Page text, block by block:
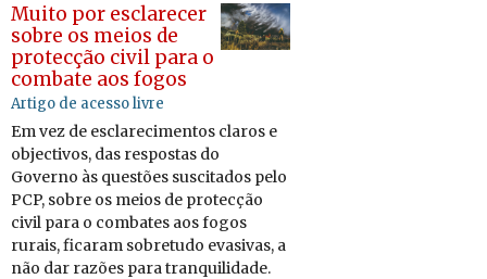
Muito por esclarecer
sobre os meios de
protecção civil para o
combate aos fogos
Artigo de acesso livre
Em vez de es­cla­re­ci­mentos claros e
ob­jec­tivos, das res­postas do
Go­verno às ques­tões sus­ci­tados pelo
PCP, sobre os meios de pro­tecção
civil para o com­bates aos fogos
ru­rais,fi­caram so­bre­tudo eva­sivas, a
não dar ra­zões para tran­qui­li­dade.